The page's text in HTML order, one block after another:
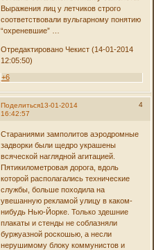
Выражения лиц у летчиков строго
соответствовали вульгарному понятию
“охреневшие” …
Отредактировано Чекист (14-01-2014
12:05:50)
+6
Поделиться 4
13-01-2014
16:42:57
Стараниями замполитов аэродромные
задворки были щедро украшены
всяческой наглядной агитацией.
Пятикилометровая дорога, вдоль
которой располагались технические
службы, больше походила на
увешанную рекламой улицу в каком-
нибудь Нью-Йорке. Только здешние
плакаты и стенды не соблазняли
буржуазной роскошью, а несли
нерушимому блоку коммунистов и